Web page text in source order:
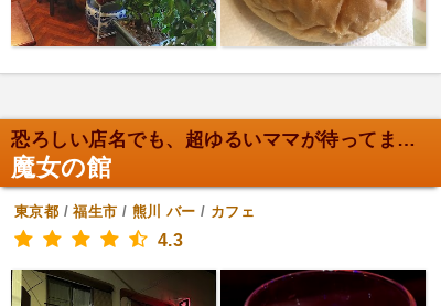
恐ろしい店名でも、超ゆるいママが待ってます！
魔女の館
東京都 /福生市 / 熊川 バー / カフェ
4.3